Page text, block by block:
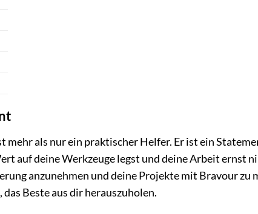
mehr als nur ein praktischer Helfer. Er ist ein
auf deine Werkzeuge legst und deine Arbeit ernst
anzunehmen und deine Projekte mit Bravour zu
Beste aus dir herauszuholen.